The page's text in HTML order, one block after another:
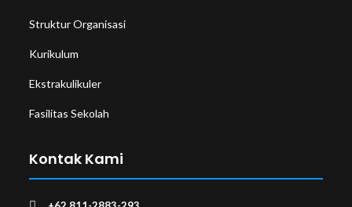
Struktur Organisasi
Kurikulum
Ekstrakulikuler
Fasilitas Sekolah
Kontak Kami